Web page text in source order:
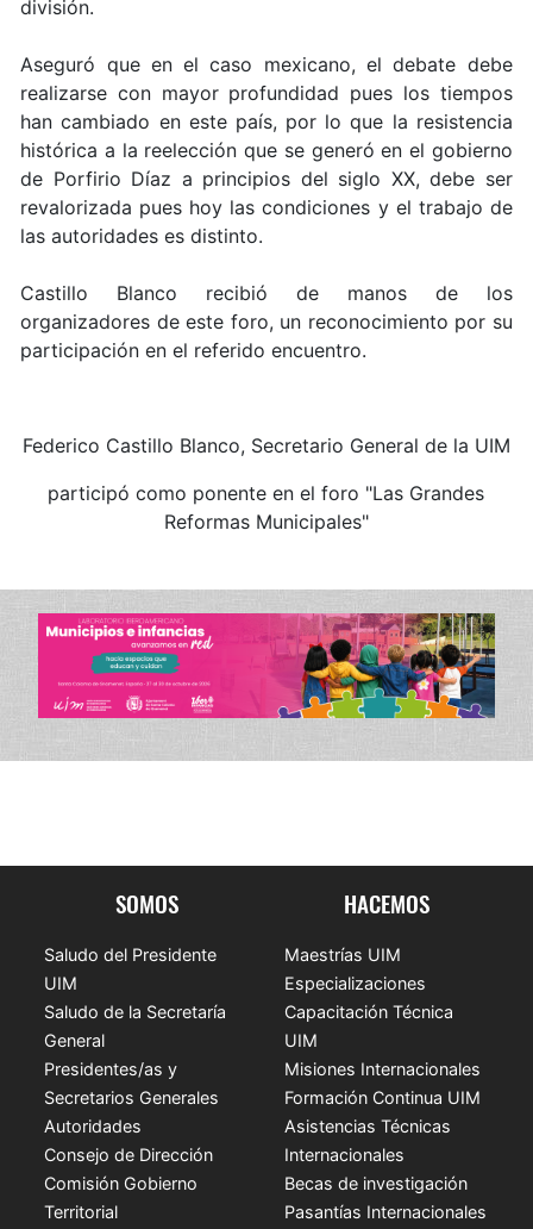
división.
Aseguró que en el caso mexicano, el debate debe
realizarse con mayor profundidad pues los tiempos
han cambiado en este país, por lo que la resistencia
histórica a la reelección que se generó en el gobierno
de Porfirio Díaz a principios del siglo XX, debe ser
revalorizada pues hoy las condiciones y el trabajo de
las autoridades es distinto.
Castillo Blanco recibió de manos de los
organizadores de este foro, un reconocimiento por su
participación en el referido encuentro.
Federico Castillo Blanco, Secretario General de la UIM
participó como ponente en el foro "Las Grandes
Reformas Municipales"
SOMOS
Saludo del Presidente
UIM
Saludo de la Secretaría
General
Presidentes/as y
Secretarios Generales
Autoridades
Consejo de Dirección
Comisión Gobierno
Territorial
HACEMOS
Maestrías UIM
Especializaciones
Capacitación Técnica
UIM
Misiones Internacionales
Formación Continua UIM
Asistencias Técnicas
Internacionales
Becas de investigación
Pasantías Internacionales